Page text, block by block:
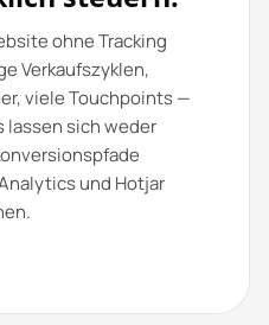
ohne Tracking
Verkaufszyklen,
viele Touchpoints —
lassen sich weder
und Hotjar